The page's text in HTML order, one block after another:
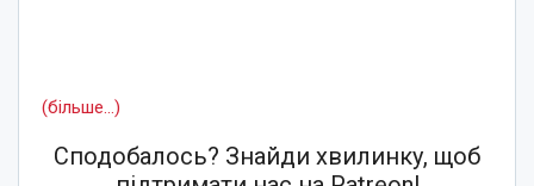
(більше…)
Сподобалось? Знайди хвилинку, щоб